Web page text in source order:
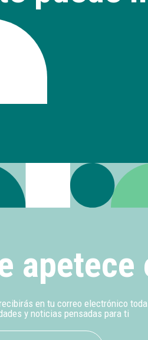
en tu correo electrónico
y noticias pensadas para ti